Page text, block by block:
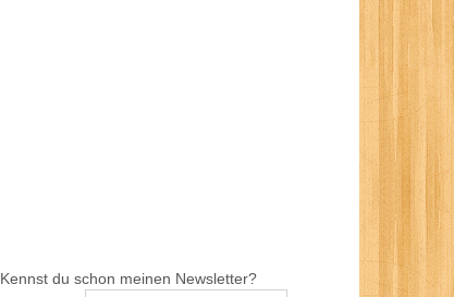
Kennst du schon meinen Newsletter?